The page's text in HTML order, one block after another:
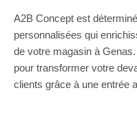
A2B Concept est
personnalisées qui
de votre magasin à
pour transformer votre
clients grâce à une entrée